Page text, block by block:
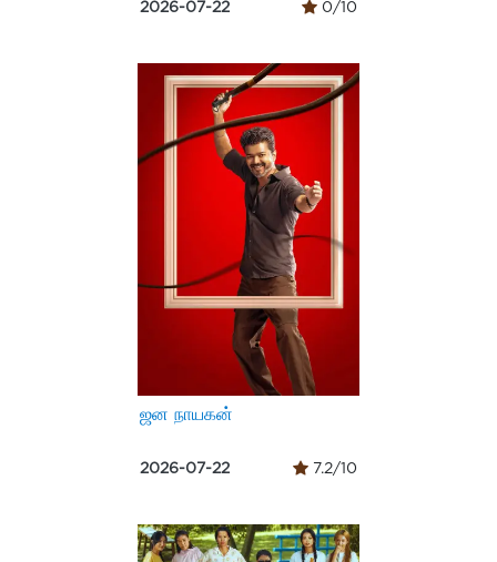
2026-07-22 0/10
ஜன நாயகன்
2026-07-22 7.2/10